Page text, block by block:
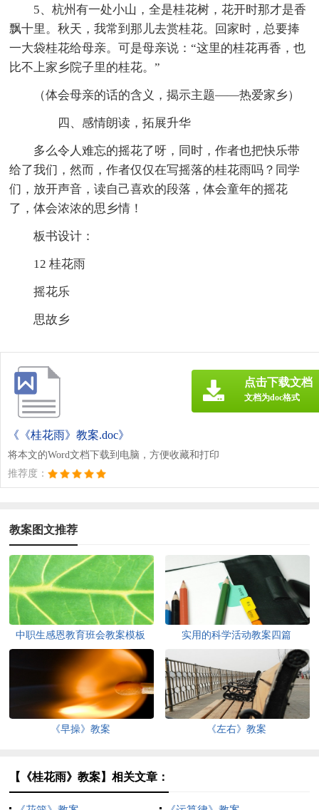
5、杭州有一处小山，全是桂花树，花开时那才是香
飘十里。秋天，我常到那儿去赏桂花。回家时，总要捧
一大袋桂花给母亲。可是母亲说：“这里的桂花再香，也
比不上家乡院子里的桂花。”
（体会母亲的话的含义，揭示主题——热爱家乡）
四、感情朗读，拓展升华
多么令人难忘的摇花了呀，同时，作者也把快乐带
给了我们，然而，作者仅仅在写摇落的桂花雨吗？同学
们，放开声音，读自己喜欢的段落，体会童年的摇花
了，体会浓浓的思乡情！
板书设计：
12 桂花雨
摇花乐
思故乡
《《桂花雨》教案.doc》
将本文的Word文档下载到电脑，方便收藏和打印
推荐度：
点击下载文档
文档为doc格式
教案图文推荐
中职生感恩教育班会教案模板
（精选8篇）
实用的科学活动教案四篇
《早操》教案 《左右》教案
【《桂花雨》教案】相关文章：